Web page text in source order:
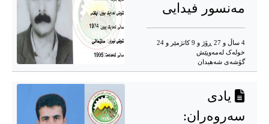
مەنسور فیدایی
4 ساڵ و 27 ڕۆژ و 9 کاتژمێر و 24
خوله‌ک له‌مه‌وپێش‌
گۆشه‌ی شه‌هیدان
یادی
سەروەران: